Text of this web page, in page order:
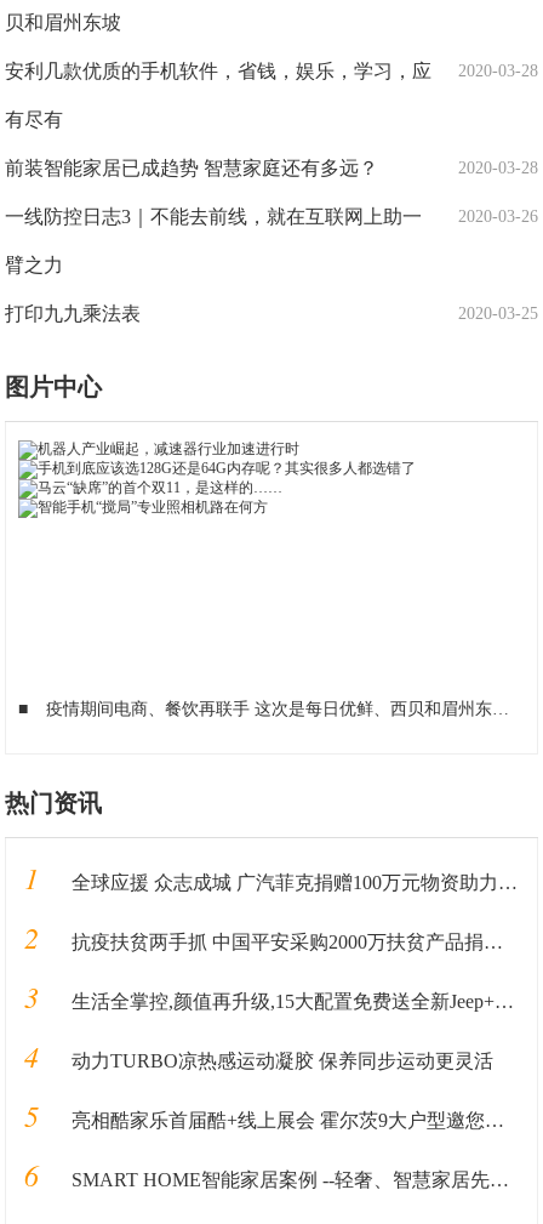
贝和眉州东坡
2020-03-28
安利几款优质的手机软件，省钱，娱乐，学习，应
有尽有
2020-03-28
前装智能家居已成趋势 智慧家庭还有多远？
2020-03-26
一线防控日志3｜不能去前线，就在互联网上助一
臂之力
2020-03-25
打印九九乘法表
图片中心
■ 疫情期间电商、餐饮再联手 这次是每日优鲜、西贝和眉州东坡
热门资讯
1 全球应援 众志成城 广汽菲克捐赠100万元物资助力抗“疫”
2 抗疫扶贫两手抓 中国平安采购2000万扶贫产品捐赠武汉
3 生活全掌控,颜值再升级,15大配置免费送全新Jeep+指南者加料上市
4 动力TURBO凉热感运动凝胶 保养同步运动更灵活
5 亮相酷家乐首届酷+线上展会 霍尔茨9大户型邀您抢鲜看！
6 SMART HOME智能家居案例 --轻奢、智慧家居先行者